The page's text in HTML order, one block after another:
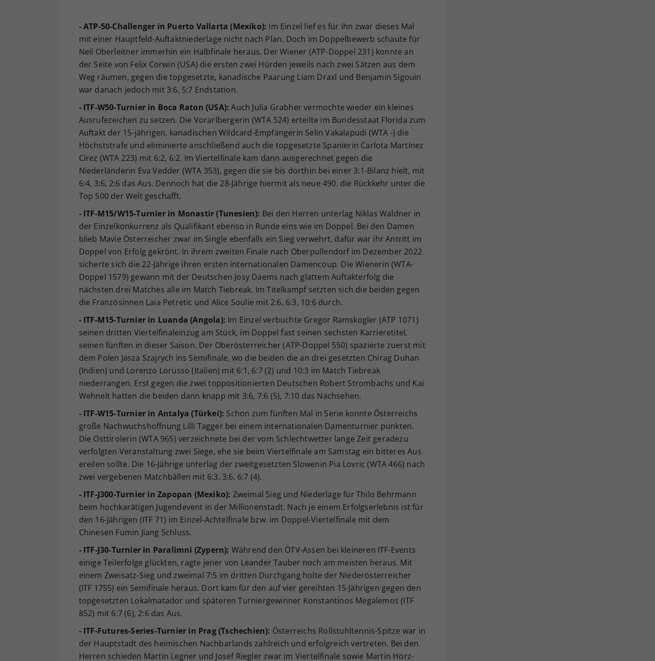
- ATP-50-Challenger in Puerto Vallarta (Mexiko): Im Einzel lief es für ihn zwar dieses Mal
mit einer Hauptfeld-Auftaktniederlage nicht nach Plan. Doch im Doppelbewerb schaute für
Neil Oberleitner immerhin ein Halbfinale heraus. Der Wiener (ATP-Doppel 231) konnte an
der Seite von Felix Corwin (USA) die ersten zwei Hürden jeweils nach zwei Sätzen aus dem
Weg räumen, gegen die topgesetzte, kanadische Paarung Liam Draxl und Benjamin Sigouin
war danach jedoch mit 3:6, 5:7 Endstation.
- ITF-W50-Turnier in Boca Raton (USA): Auch Julia Grabher vermochte wieder ein kleines
Ausrufezeichen zu setzen. Die Vorarlbergerin (WTA 524) erteilte im Bundesstaat Florida zum
Auftakt der 15-jährigen, kanadischen Wildcard-Empfängerin Selin Vakalapudi (WTA -) die
Höchststrafe und eliminierte anschließend auch die topgesetzte Spanierin Carlota Martínez
Círez (WTA 223) mit 6:2, 6:2. Im Viertelfinale kam dann ausgerechnet gegen die
Niederländerin Eva Vedder (WTA 353), gegen die sie bis dorthin bei einer 3:1-Bilanz hielt, mit
6:4, 3:6, 2:6 das Aus. Dennoch hat die 28-Jährige hiermit als neue 490. die Rückkehr unter die
Top 500 der Welt geschafft.
- ITF-M15/W15-Turnier in Monastir (Tunesien): Bei den Herren unterlag Niklas Waldner in
der Einzelkonkurrenz als Qualifikant ebenso in Runde eins wie im Doppel. Bei den Damen
blieb Mavie Österreicher zwar im Single ebenfalls ein Sieg verwehrt, dafür war ihr Antritt im
Doppel von Erfolg gekrönt. In ihrem zweiten Finale nach Oberpullendorf im Dezember 2022
sicherte sich die 22-Jährige ihren ersten internationalen Damencoup. Die Wienerin (WTA-
Doppel 1579) gewann mit der Deutschen Josy Daems nach glattem Auftakterfolg die
nächsten drei Matches alle im Match Tiebreak. Im Titelkampf setzten sich die beiden gegen
die Französinnen Laia Petretic und Alice Soulie mit 2:6, 6:3, 10:6 durch.
- ITF-M15-Turnier in Luanda (Angola): Im Einzel verbuchte Gregor Ramskogler (ATP 1071)
seinen dritten Viertelfinaleinzug am Stück, im Doppel fast seinen sechsten Karrieretitel,
seinen fünften in dieser Saison. Der Oberösterreicher (ATP-Doppel 550) spazierte zuerst mit
dem Polen Jasza Szajrych ins Semifinale, wo die beiden die an drei gesetzten Chirag Duhan
(Indien) und Lorenzo Lorusso (Italien) mit 6:1, 6:7 (2) und 10:3 im Match Tiebreak
niederrangen. Erst gegen die zwei toppositionierten Deutschen Robert Strombachs und Kai
Wehnelt hatten die beiden dann knapp mit 3:6, 7:6 (5), 7:10 das Nachsehen.
- ITF-W15-Turnier in Antalya (Türkei): Schon zum fünften Mal in Serie konnte Österreichs
große Nachwuchshoffnung Lilli Tagger bei einem internationalen Damenturnier punkten.
Die Osttirolerin (WTA 965) verzeichnete bei der vom Schlechtwetter lange Zeit geradezu
verfolgten Veranstaltung zwei Siege, ehe sie beim Viertelfinale am Samstag ein bitteres Aus
ereilen sollte. Die 16-Jährige unterlag der zweitgesetzten Slowenin Pia Lovric (WTA 466) nach
zwei vergebenen Matchbällen mit 6:3, 3:6, 6:7 (4).
- ITF-J300-Turnier in Zapopan (Mexiko): Zweimal Sieg und Niederlage für Thilo Behrmann
beim hochkarätigen Jugendevent in der Millionenstadt. Nach je einem Erfolgserlebnis ist für
den 16-Jährigen (ITF 71) im Einzel-Achtelfinale bzw. im Doppel-Viertelfinale mit dem
Chinesen Fumin Jiang Schluss.
- ITF-J30-Turnier in Paralimni (Zypern): Während den ÖTV-Assen bei kleineren ITF-Events
einige Teilerfolge glückten, ragte jener von Leander Tauber noch am meisten heraus. Mit
einem Zweisatz-Sieg und zweimal 7:5 im dritten Durchgang holte der Niederösterreicher
(ITF 1755) ein Semifinale heraus. Dort kam für den auf vier gereihten 15-Jährigen gegen den
topgesetzten Lokalmatador und späteren Turniergewinner Konstantinos Megalemos (ITF
852) mit 6:7 (6), 2:6 das Aus.
- ITF-Futures-Series-Turnier in Prag (Tschechien): Österreichs Rollstuhltennis-Spitze war in
der Hauptstadt des heimischen Nachbarlands zahlreich und erfolgreich vertreten. Bei den
Herren schieden Martin Legner und Josef Riegler zwar im Viertelfinale sowie Martin Hörz-